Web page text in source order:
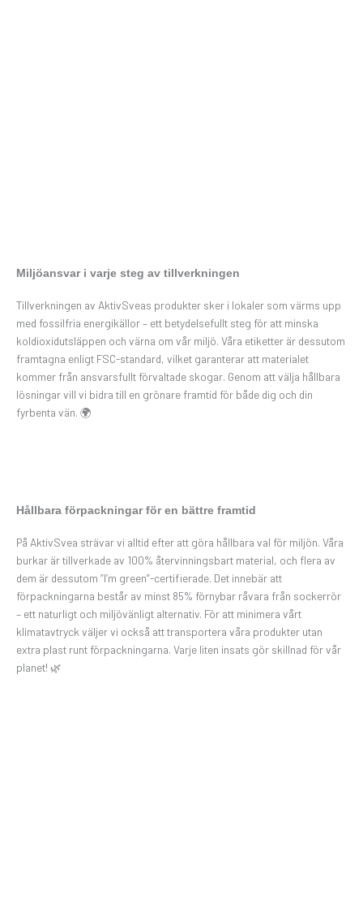
Miljöansvar i varje steg av tillverkningen
Tillverkningen av AktivSveas produkter sker i lokaler som värms upp
med fossilfria energikällor – ett betydelsefullt steg för att minska
koldioxidutsläppen och värna om vår miljö. Våra etiketter är dessutom
framtagna enligt FSC-standard, vilket garanterar att materialet
kommer från ansvarsfullt förvaltade skogar. Genom att välja hållbara
lösningar vill vi bidra till en grönare framtid för både dig och din
fyrbenta vän. 🌍
Hållbara förpackningar för en bättre framtid
På AktivSvea strävar vi alltid efter att göra hållbara val för miljön. Våra
burkar är tillverkade av 100% återvinningsbart material, och flera av
dem är dessutom ”I’m green”-certifierade. Det innebär att
förpackningarna består av minst 85% förnybar råvara från sockerrör
– ett naturligt och miljövänligt alternativ. För att minimera vårt
klimatavtryck väljer vi också att transportera våra produkter utan
extra plast runt förpackningarna. Varje liten insats gör skillnad för vår
planet! 🌿